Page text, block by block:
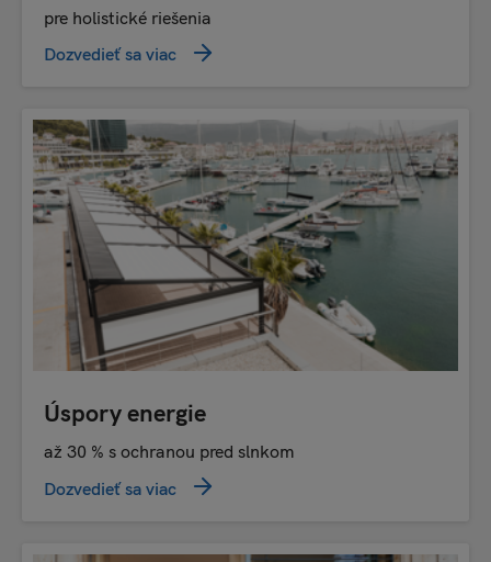
pre holistické riešenia
Dozvedieť sa viac
Úspory energie
až 30 % s ochranou pred slnkom
Dozvedieť sa viac